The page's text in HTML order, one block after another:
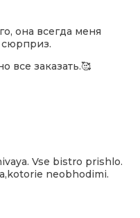
она всегда меня
сюрприз.
все заказать.🥰
Vse bistro prishlo.
neobhodimi.